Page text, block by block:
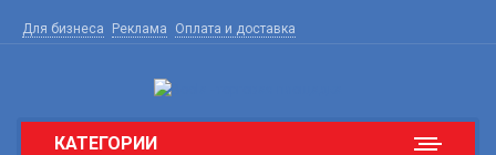
Для бизнеса Реклама Оплата и доставка
КАТЕГОРИИ